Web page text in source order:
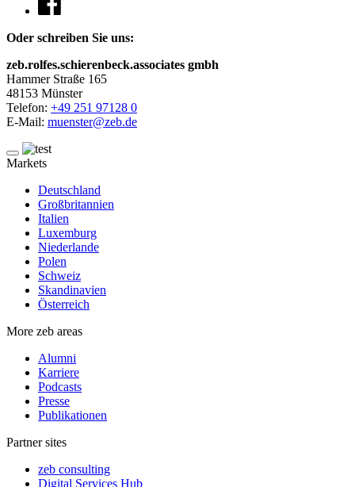
Oder schreiben Sie uns:
zeb.rolfes.schierenbeck.associates gmbh
Hammer Straße 165
48153 Münster
Telefon: +49 251 97128 0
E-Mail: muenster@zeb.de
Markets
Deutschland
Großbritannien
Italien
Luxemburg
Niederlande
Polen
Schweiz
Skandinavien
Österreich
More zeb areas
Alumni
Karriere
Podcasts
Presse
Publikationen
Partner sites
zeb consulting
Digital Services Hub